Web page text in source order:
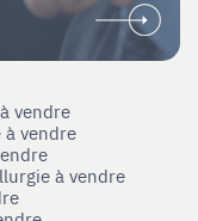
vendre
vendre
à vendre